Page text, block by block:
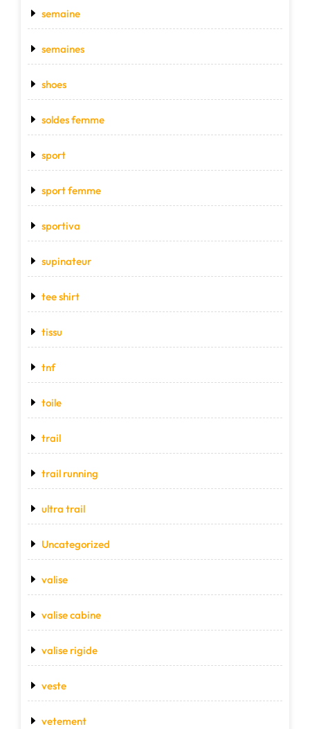
semaine
semaines
shoes
soldes femme
sport
sport femme
sportiva
supinateur
tee shirt
tissu
tnf
toile
trail
trail running
ultra trail
Uncategorized
valise
valise cabine
valise rigide
veste
vetement